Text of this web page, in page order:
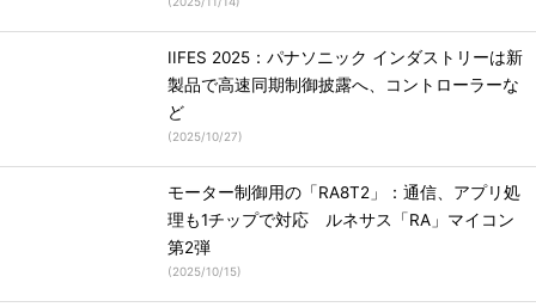
IIFES 2025：パナソニック インダストリーは新
製品で高速同期制御披露へ、コントローラーな
ど
(2025/10/27)
モーター制御用の「RA8T2」：通信、アプリ処
理も1チップで対応 ルネサス「RA」マイコン
第2弾
(2025/10/15)